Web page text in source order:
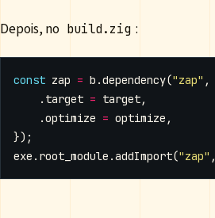
Depois, no build.zig :
const zap = b .dependency("zap" ,
. target = target,
.optimize = optimize ,
});
exe . root_module .addImport("zap" ,